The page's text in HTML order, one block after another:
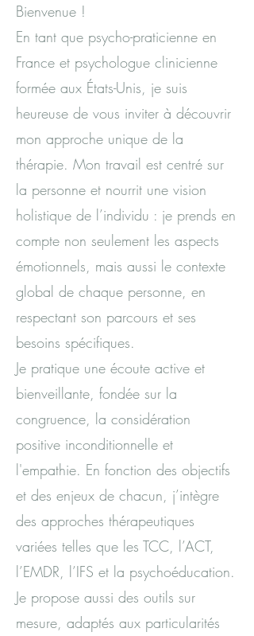
Bienvenue !
En tant que psycho-praticienne en
France et psychologue clinicienne
formée aux États-Unis, je suis
heureuse de vous inviter à découvrir
mon approche unique de la
thérapie. Mon travail est centré sur
la personne et nourrit une vision
holistique de l’individu : je prends en
compte non seulement les aspects
émotionnels, mais aussi le contexte
global de chaque personne, en
respectant son parcours et ses
besoins spécifiques.
Je pratique une écoute active et
bienveillante, fondée sur la
congruence, la considération
positive inconditionnelle et
l'empathie. En fonction des objectifs
et des enjeux de chacun, j’intègre
des approches thérapeutiques
variées telles que les TCC, l’ACT,
l’EMDR, l’IFS et la psychoéducation.
Je propose aussi des outils sur
mesure, adaptés aux particularités